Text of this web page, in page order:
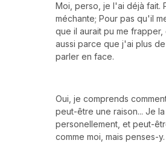
Moi, perso, je l'ai déjà fait.
méchante; Pour pas qu'il
que il aurait pu me frapper,
aussi parce que j'ai plus
parler en face.
Oui, je comprends
peut-être une raison... Je
personellement, et peut-
comme moi, mais penses-y.